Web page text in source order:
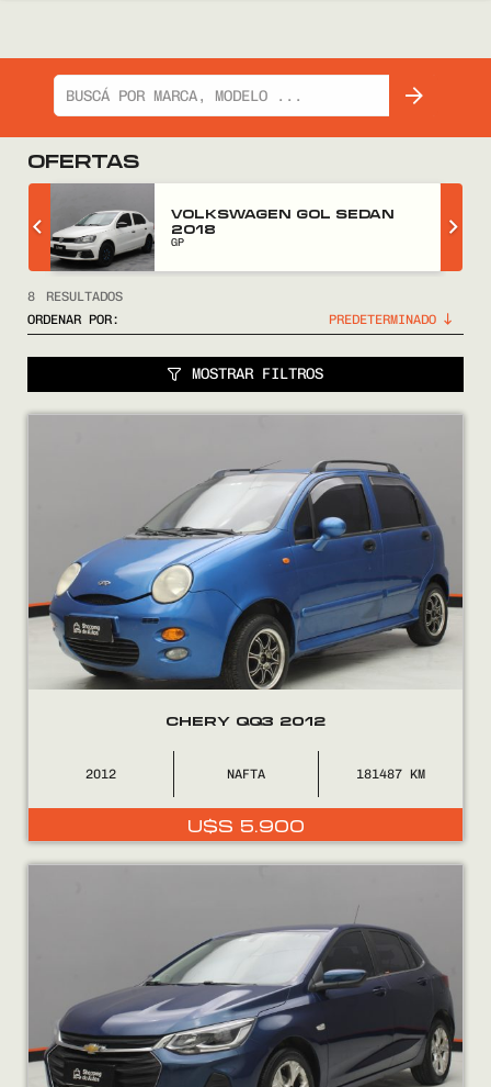
COMPRÁ
VENDÉ
NOSOTROS
CONTACTO
OFERTAS
VOLKSWAGEN GOL SEDAN
2018
GP
8
RESULTADOS
ORDENAR POR:
MOSTRAR FILTROS
CHERY QQ3 2012
2012 NAFTA 181487
U$S 5.900